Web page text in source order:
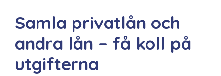
Samla privatlån och
andra lån – få koll på
utgifterna